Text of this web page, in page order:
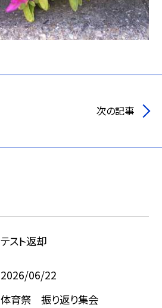
次の記事
テスト返却
2026/06/22
体育祭 振り返り集会